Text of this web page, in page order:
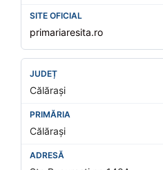
primariaresita.ro
Călărași
Călărași